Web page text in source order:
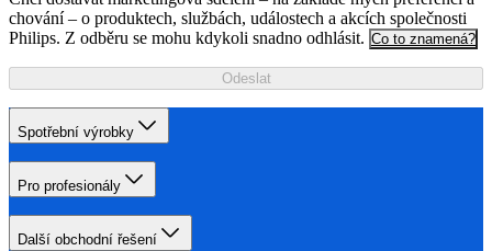
chování – o produktech, službách, událostech a akcích společnosti
Philips. Z odběru se mohu kdykoli snadno odhlásit. Co to znamená?
Odeslat
Spotřební výrobky
Pro profesionály
Další obchodní řešení